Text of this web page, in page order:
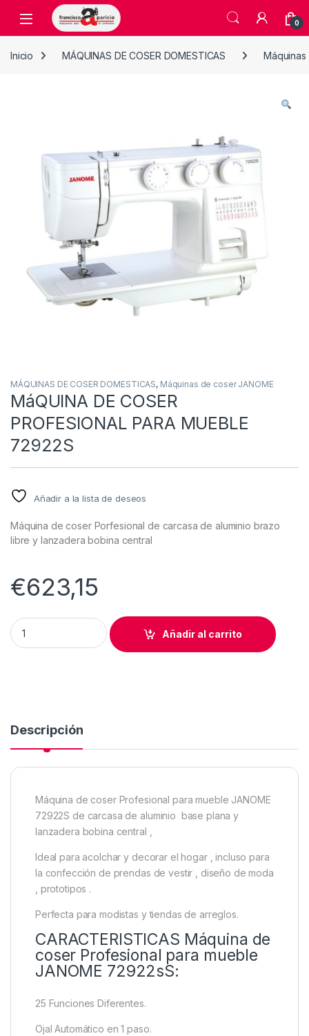
Skip to navigation
Skip to content
Open 0
Inicio MÁQUINAS DE COSER DOMESTICAS
MÁQUINAS DE COSER DOMESTICAS, Máquinas de coser JANOME
MáQUINA DE COSER
PROFESIONAL PARA MUEBLE
72922S
Añadir a la lista de deseos
Máquina de coser Porfesional de carcasa de aluminio brazo
libre y lanzadera bobina central
€623,15
MáQUINA DE COSER PROFESIONAL PARA MUEBLE 72922S
Añadir al carrito
Descripción
Máquina de coser Profesional para mueble JANOME
72922S de carcasa de aluminio base plana y
lanzadera bobina central ,
Ideal para acolchar y decorar el hogar , incluso para
la confección de prendas de vestir , diseño de moda
, prototipos .
Perfecta para modistas y tiendas de arreglos.
CARACTERISTICAS Máquina de
coser Profesional para mueble
JANOME 72922sS:
25 Funciones Diferentes.
Ojal Automático en 1 paso.